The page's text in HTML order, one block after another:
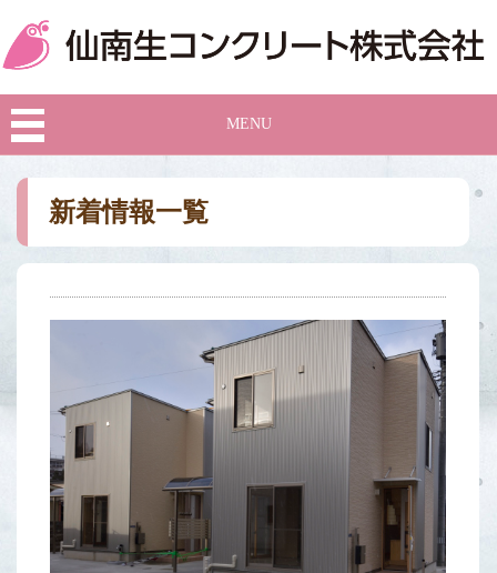
MENU
新着情報一覧